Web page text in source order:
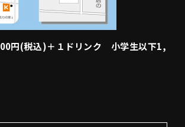
円(税込)＋１ドリンク 小学生以下1,